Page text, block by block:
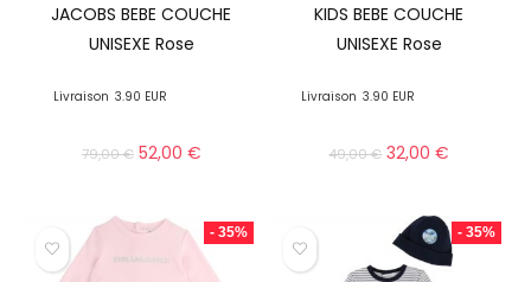
JACOBS BEBE COUCHE
UNISEXE Rose
Livraison 3.90 EUR
79,00€ 52,00 €
KIDS BEBE COUCHE
UNISEXE Rose
Livraison 3.90 EUR
49,00€ 32,00€
- 35% - 35%